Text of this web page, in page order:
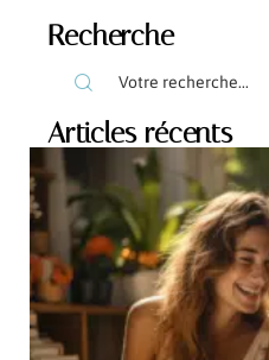
Recherche
Articles récents